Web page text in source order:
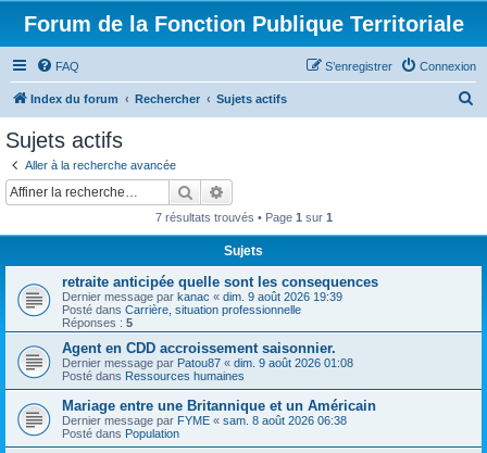
Forum de la Fonction Publique Territoriale
FAQ Connexion
S’enregistrer
Index du forum Rechercher Sujets actifs
r
Sujets actifs
Aller à la recherche avancée
Rechercher
7 résultats trouvés • Page 1 sur 1
Sujets
retraite anticipée quelle sont les consequences
Dernier message par kanac « dim. 9 août 2026 19:39
Posté dans Carrière, situation professionnelle
Réponses : 5
Agent en CDD accroissement saisonnier.
Dernier message par Patou87 « dim. 9 août 2026 01:08
Posté dans Ressources humaines
Mariage entre une Britannique et un Américain
Dernier message par FYME « sam. 8 août 2026 06:38
Posté dans Population